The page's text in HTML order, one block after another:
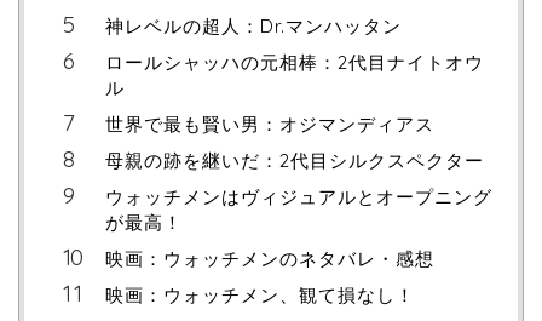
神レベルの超人：Dr.マンハッタン
ロールシャッハの元相棒：2代目ナイトオウ
ル
世界で最も賢い男：オジマンディアス
母親の跡を継いだ：2代目シルクスペクター
ウォッチメンはヴィジュアルとオープニング
が最高！
映画：ウォッチメンのネタバレ・感想
映画：ウォッチメン、観て損なし！